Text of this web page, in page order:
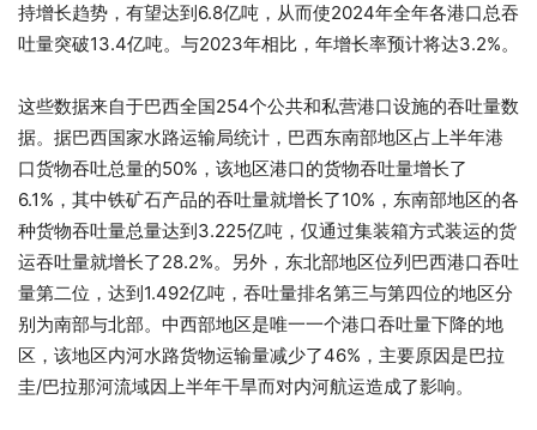
持增长趋势，有望达到6.8亿吨，从而使2024年全年各港口总吞
吐量突破13.4亿吨。与2023年相比，年增长率预计将达3.2%。
这些数据来自于巴西全国254个公共和私营港口设施的吞吐量数
据。据巴西国家水路运输局统计，巴西东南部地区占上半年港
口货物吞吐总量的50%，该地区港口的货物吞吐量增长了
6.1%，其中铁矿石产品的吞吐量就增长了10%，东南部地区的各
种货物吞吐量总量达到3.225亿吨，仅通过集装箱方式装运的货
运吞吐量就增长了28.2%。另外，东北部地区位列巴西港口吞吐
量第二位，达到1.492亿吨，吞吐量排名第三与第四位的地区分
别为南部与北部。中西部地区是唯一一个港口吞吐量下降的地
区，该地区内河水路货物运输量减少了46%，主要原因是巴拉
圭/巴拉那河流域因上半年干旱而对内河航运造成了影响。